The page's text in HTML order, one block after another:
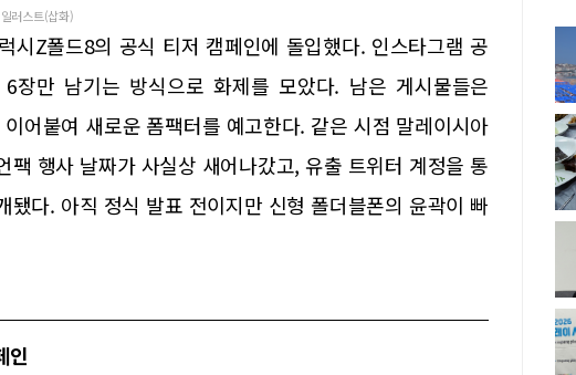
러스트(삽화)
시Z폴드8의 공식 티저 캠페인에 돌입했다. 인스타그램 공
만 남기는 방식으로 화제를 모았다. 남은 게시물들은
어붙여 새로운 폼팩터를 예고한다. 같은 시점 말레이시아
팩 행사 날짜가 사실상 새어나갔고, 유출 트위터 계정을 통
됐다. 아직 정식 발표 전이지만 신형 폴더블폰의 윤곽이 빠
인